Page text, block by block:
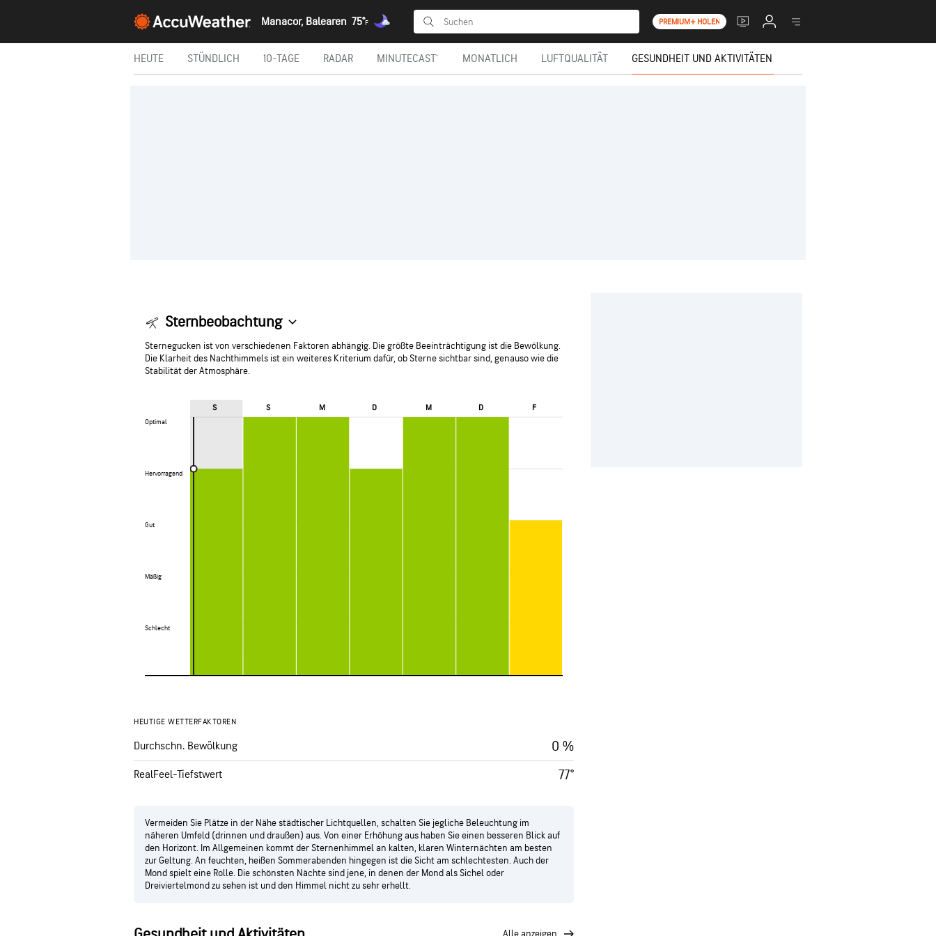
Manacor, Balearen 75°F PREMIUM+ HOLEN
HEUTE STÜNDLICH 10-TAGE RADAR MINUTECAST® MONATLICH LUFTQUALITÄT GESUNDHEIT UND AKTIVITÄTEN
Sternbeobachtung
Sternegucken ist von verschiedenen Faktoren abhängig. Die größte Beeinträchtigung ist die Bewölkung.
Die Klarheit des Nachthimmels ist ein weiteres Kriterium dafür, ob Sterne sichtbar sind, genauso wie die
Stabilität der Atmosphäre.
Optimal
Hervorragend
Gut
Mäßig
Schlecht
S S M D M D F
Optimal
Hervorragend
Gut
Mäßig
Schlecht
HEUTIGE WETTERFAKTOREN
Durchschn. Bewölkung 0 %
RealFeel-Tiefstwert 77°
Vermeiden Sie Plätze in der Nähe städtischer Lichtquellen, schalten Sie jegliche Beleuchtung im
näheren Umfeld (drinnen und draußen) aus. Von einer Erhöhung aus haben Sie einen besseren Blick auf
den Horizont. Im Allgemeinen kommt der Sternenhimmel an kalten, klaren Winternächten am besten
zur Geltung. An feuchten, heißen Sommerabenden hingegen ist die Sicht am schlechtesten. Auch der
Mond spielt eine Rolle. Die schönsten Nächte sind jene, in denen der Mond als Sichel oder
Dreiviertelmond zu sehen ist und den Himmel nicht zu sehr erhellt.
alle anzeigen